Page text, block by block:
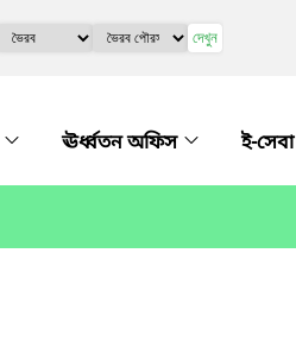
দেখুন
ঊর্ধ্বতন অফিস ই-সেবা